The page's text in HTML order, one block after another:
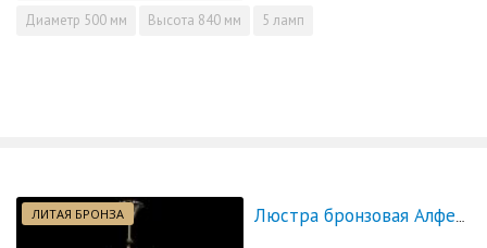
Диаметр 500 мм Высота 840 мм 5 ламп
ЛИТАЯ БРОНЗА Люстра бронзовая Алфея №5 "Малахит" шар